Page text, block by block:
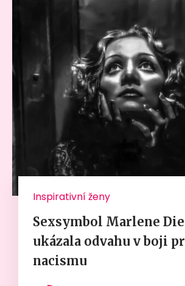
Inspirativní ženy
Sexsymbol Marlene
ukázala odvahu v boji
nacismu